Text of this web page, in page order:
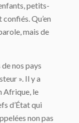
petits-
Qu’en
mais de
nos pays
». Il y a
Afrique, le
d’État qui
non pas